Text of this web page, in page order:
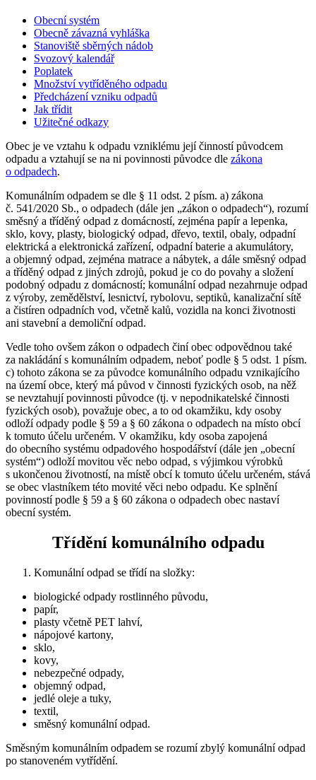
Obecní systém
Obecně závazná vyhláška
Stanoviště sběrných nádob
Svozový kalendář
Poplatek
Množství vytříděného odpadu
Předcházení vzniku odpadů
Jak třídit
Užitečné odkazy
Obec je ve vztahu k odpadu vzniklému její činností původcem
odpadu a vztahují se na ni povinnosti původce dle zákona
o odpadech.
Komunálním odpadem se dle § 11 odst. 2 písm. a) zákona
č. 541/2020 Sb., o odpadech (dále jen „zákon o odpadech“), rozumí
směsný a tříděný odpad z domácností, zejména papír a lepenka,
sklo, kovy, plasty, biologický odpad, dřevo, textil, obaly, odpadní
elektrická a elektronická zařízení, odpadní baterie a akumulátory,
a objemný odpad, zejména matrace a nábytek, a dále směsný odpad
a tříděný odpad z jiných zdrojů, pokud je co do povahy a složení
podobný odpadu z domácností; komunální odpad nezahrnuje odpad
z výroby, zemědělství, lesnictví, rybolovu, septiků, kanalizační sítě
a čistíren odpadních vod, včetně kalů, vozidla na konci životnosti
ani stavební a demoliční odpad.
Vedle toho ovšem zákon o odpadech činí obec odpovědnou také
za nakládání s komunálním odpadem, neboť podle § 5 odst. 1 písm.
c) tohoto zákona se za původce komunálního odpadu vznikajícího
na území obce, který má původ v činnosti fyzických osob, na něž
se nevztahují povinnosti původce (tj. v nepodnikatelské činnosti
fyzických osob), považuje obec, a to od okamžiku, kdy osoby
odloží odpady podle § 59 a § 60 zákona o odpadech na místo obcí
k tomuto účelu určeném. V okamžiku, kdy osoba zapojená
do obecního systému odpadového hospodářství (dále jen „obecní
systém“) odloží movitou věc nebo odpad, s výjimkou výrobků
s ukončenou životností, na místě obcí k tomuto účelu určeném, stává
se obec vlastníkem této movité věci nebo odpadu. Ke splnění
povinností podle § 59 a § 60 zákona o odpadech obec nastaví
obecní systém.
Třídění komunálního odpadu
Komunální odpad se třídí na složky:
biologické odpady rostlinného původu,
papír,
plasty včetně PET lahví,
nápojové kartony,
sklo,
kovy,
nebezpečné odpady,
objemný odpad,
jedlé oleje a tuky,
textil,
směsný komunální odpad.
Směsným komunálním odpadem se rozumí zbylý komunální odpad
po stanoveném vytřídění.